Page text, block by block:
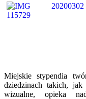
Miejskie stypendia
dziedzinach takich,
wizualne, opieka